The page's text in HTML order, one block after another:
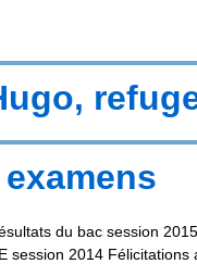
du bac session
2014